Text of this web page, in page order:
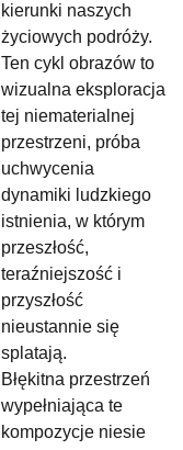
kierunki naszych
życiowych podróży.
Ten cykl obrazów to
wizualna eksploracja
tej niematerialnej
przestrzeni, próba
uchwycenia
dynamiki ludzkiego
istnienia, w którym
przeszłość,
teraźniejszość i
przyszłość
nieustannie się
splatają.
Błękitna przestrzeń
wypełniająca te
kompozycje niesie